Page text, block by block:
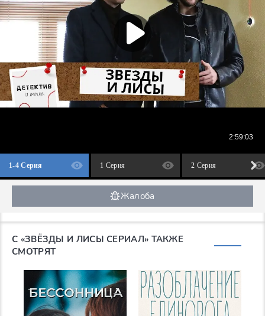
1-4 Серия 1 Серия 2 Серия
Жалоба
С «ЗВЁЗДЫ И ЛИСЫ СЕРИАЛ» ТАКЖЕ
СМОТРЯТ